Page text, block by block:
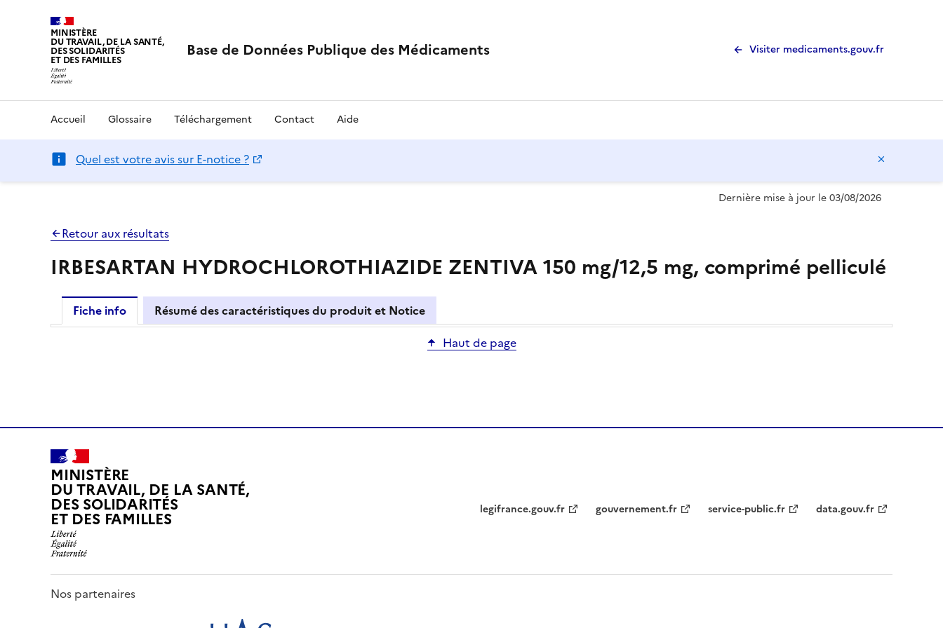
MINISTÈRE
DU TRAVAIL, DE LA SANTÉ,
DES SOLIDARITÉS
ET DES FAMILLES Base de Données Publique des Médicaments Visiter medicaments.gouv.fr
Accueil Glossaire Téléchargement Contact Aide
Quel est votre avis sur E-notice ?
Dernière mise à jour le 03/08/2026
Retour aux résultats
IRBESARTAN HYDROCHLOROTHIAZIDE ZENTIVA 150 mg/12,5 mg, comprimé pelliculé
Fiche info
Résumé des caractéristiques du produit et Notice
Haut de page
MINISTÈRE
DU TRAVAIL, DE LA SANTÉ,
DES SOLIDARITÉS
ET DES FAMILLES legifrance.gouv.fr gouvernement.fr service-public.fr data.gouv.fr
Nos partenaires